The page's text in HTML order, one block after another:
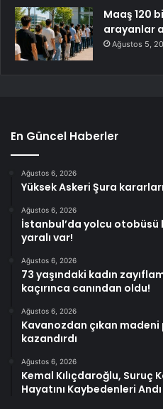
Maaş 120
arayanlar
Ağustos 5,
En Güncel Haberler
Ağustos 6, 2026
Yüksek Askeri Şura
Ağustos 6, 2026
İstanbul’da yolcu otobüsü
yaralı var!
Ağustos 6, 2026
73 yaşındaki kadın
kaçırınca canından oldu!
Ağustos 6, 2026
Kavanozdan çıkan
kazandırdı
Ağustos 6, 2026
Kemal Kılıçdaroğlu, Suruç
Hayatını Kaybedenleri Andı